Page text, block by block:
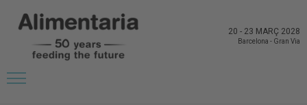
20 - 23 MARÇ 2028
Barcelona - Gran Via